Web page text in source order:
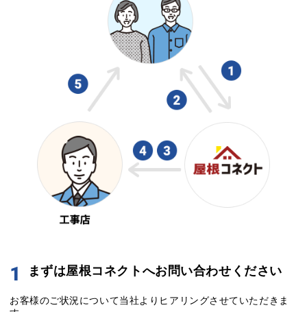
1 まずは屋根コネクトへお問い合わせください
お客様のご状況について当社よりヒアリングさせていただきま